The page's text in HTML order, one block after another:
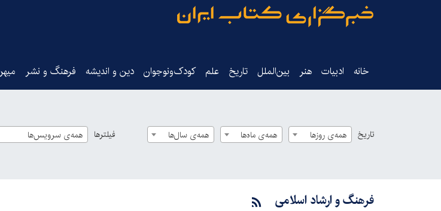
خانه ادبیات هنر بین‌الملل تاریخ‌ علم کودک‌ونوجوان دین و اندیشه فرهنگ و نشر
تاریخ همه‌ی روزها همه‌ی ماه‌ها همه‌ی سال‌ها فیلترها همه‌ی سرویس‌ها
فرهنگ و ارشاد اسلامی